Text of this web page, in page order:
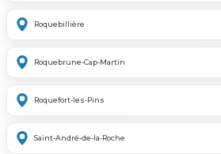
Roquebillière
Roquebrune-Cap-Martin
Roquefort-les-Pins
Saint-André-de-la-Roche